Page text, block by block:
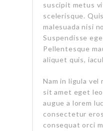
suscipit metus
scelerisque.
malesuada nisi
Suspendisse
Pellentesque
aliquet quis,
Nam in ligula
sit amet eget
augue a lorem
consectetur
consequat orci